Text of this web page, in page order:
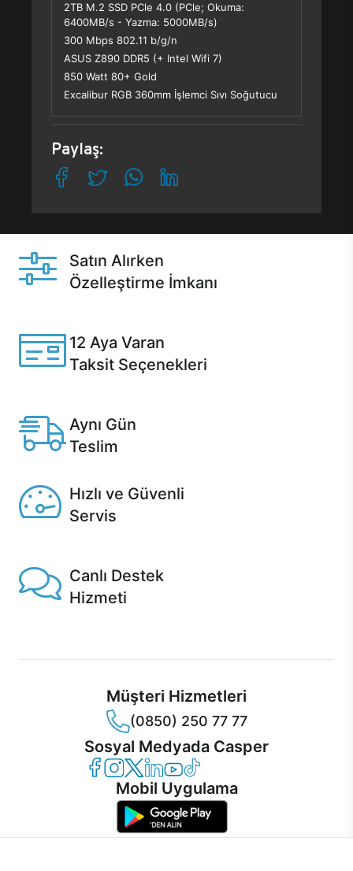
2TB M.2 SSD PCle 4.0 (PCle; Okuma:
6400MB/s - Yazma: 5000MB/s)
300 Mbps 802.11 b/g/n
ASUS Z890 DDR5 (+ Intel Wifi 7)
850 Watt 80+ Gold
Excalibur RGB 360mm İşlemci Sıvı Soğutucu
Paylaş:
Satın Alırken
Özelleştirme İmkanı
12 Aya Varan
Taksit Seçenekleri
Aynı Gün
Teslim
Hızlı ve Güvenli
Servis
Canlı Destek
Hizmeti
Müşteri Hizmetleri
(0850) 250 77 77
Sosyal Medyada Casper
Casper Facebook
Casper Instagram
Casper Twitter
Casper LinkedIn
Casper YouTube
Casper TikTok
Mobil Uygulama